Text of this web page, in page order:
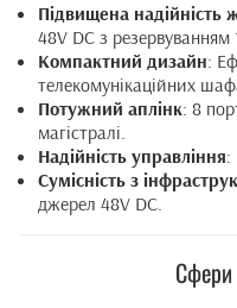
Підвищена надійність
48V DC з резервуванням
Компактний дизайн:
телекомунікаційних
Потужний аплінк: 8
магістралі.
Надійність управління:
Сумісність з
джерел 48V DC.
Сфери